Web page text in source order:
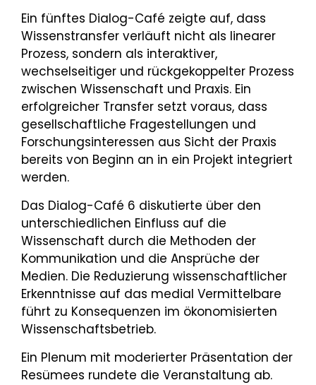
Ein fünftes Dialog-Café zeigte auf, dass
Wissenstransfer verläuft nicht als linearer
Prozess, sondern als interaktiver,
wechselseitiger und rückgekoppelter Prozess
zwischen Wissenschaft und Praxis. Ein
erfolgreicher Transfer setzt voraus, dass
gesellschaftliche Fragestellungen und
Forschungsinteressen aus Sicht der Praxis
bereits von Beginn an in ein Projekt integriert
werden.
Das Dialog-Café 6 diskutierte über den
unterschiedlichen Einfluss auf die
Wissenschaft durch die Methoden der
Kommunikation und die Ansprüche der
Medien. Die Reduzierung wissenschaftlicher
Erkenntnisse auf das medial Vermittelbare
führt zu Konsequenzen im ökonomisierten
Wissenschaftsbetrieb.
Ein Plenum mit moderierter Präsentation der
Resümees rundete die Veranstaltung ab.